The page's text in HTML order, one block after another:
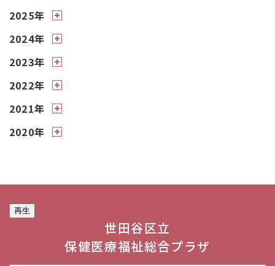
2025年
2024年
2023年
2022年
2021年
2020年
再生
世田谷区立
保健医療福祉総合プラザ